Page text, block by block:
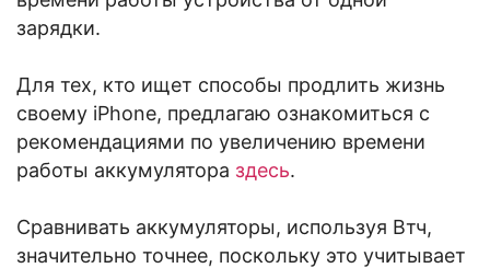
зарядки.
Для тех, кто ищет способы продлить жизнь
своему iPhone, предлагаю ознакомиться с
рекомендациями по увеличению времени
работы аккумулятора здесь.
Сравнивать аккумуляторы, используя Втч,
значительно точнее, поскольку это учитывает